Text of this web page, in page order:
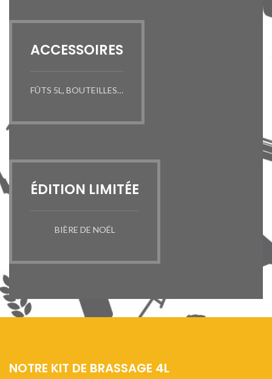
ACCESSOIRES
FÛTS 5L, BOUTEILLES…
ÉDITION LIMITÉE
BIÈRE DE NOËL
NOTRE KIT DE BRASSAGE 4L